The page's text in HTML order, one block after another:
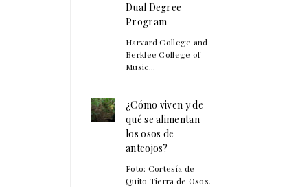
Dual Degree
Program
Harvard College and
Berklee College of
Music...
¿Cómo viven y de
qué se alimentan
los osos de
anteojos?
Foto: Cortesía de
Quito Tierra de Osos.